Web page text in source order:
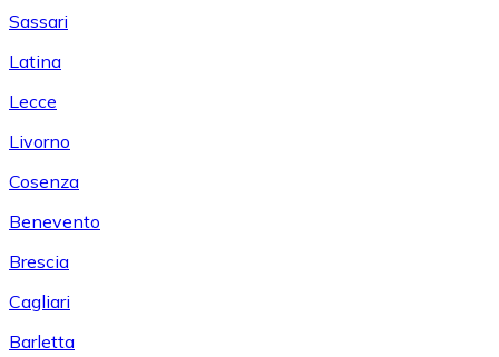
Sassari
Latina
Lecce
Livorno
Cosenza
Benevento
Brescia
Cagliari
Barletta